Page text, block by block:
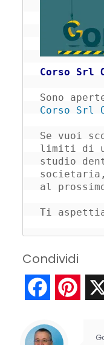
Corso Srl
Corso Srl
Se vuoi
limiti di
studio
al
Ti
Condividi
Facebook